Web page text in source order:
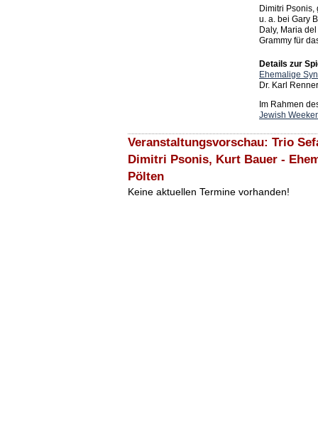
Dimitri
u. a. bei Gary
Daly, Maria
Grammy für
Details zur
Ehemalige
Dr. Karl
Im Rahmen
Jewish
Veranstaltungsvorschau: Trio
Dimitri Psonis, Kurt Bauer -
Pölten
Keine aktuellen Termine vorhanden!